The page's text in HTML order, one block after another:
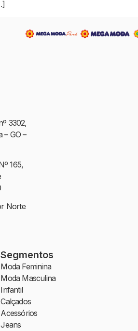
3302,
– GO –
165,
Norte
Segmentos
Moda Feminina
Moda Masculina
Infantil
Calçados
Acessórios
Jeans